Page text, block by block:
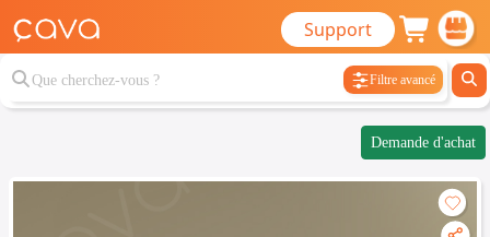
Support
Filtre avancé
Demande d'achat